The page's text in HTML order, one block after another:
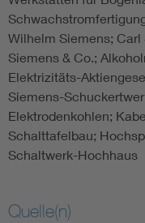
Wilhelm Siemens; Carl
Siemens & Co.;
Elektrizitäts-
Siemens-
Elektrodenkohlen;
Schalttafelbau;
Schaltwerk-Hochhaus
Quelle(n)